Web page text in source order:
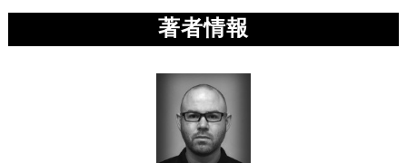
著者情報